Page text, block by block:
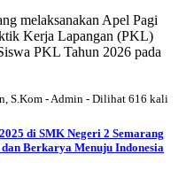
melaksanakan Apel Pagi
Kerja Lapangan (PKL)
PKL Tahun 2026 pada
S.Kom - Admin - Dilihat 616 kali
di SMK Negeri 2 Semarang
Berkarya Menuju Indonesia